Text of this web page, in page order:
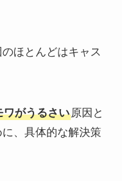
ほとんどはキャス
ワがうるさい原因と
、具体的な解決策